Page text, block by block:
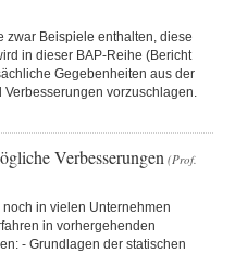
zwar Beispiele enthalten, diese
in dieser BAP-Reihe (Bericht
Gegebenheiten aus der
vorzuschlagen.
Verbesserungen (Prof.
in vielen Unternehmen
in vorhergehenden
- Grundlagen der statischen